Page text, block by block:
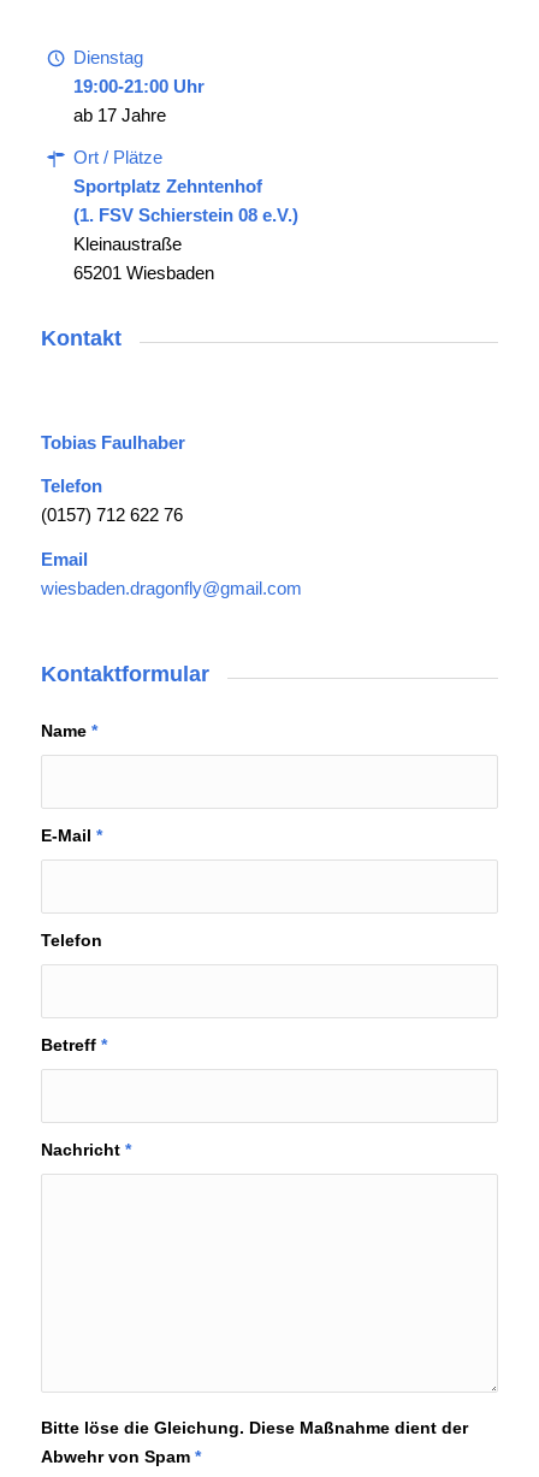
Dienstag
19:00-21:00 Uhr
ab 17 Jahre
Ort / Plätze
Sportplatz Zehntenhof
(1. FSV Schierstein 08 e.V.)
Kleinaustraße
65201 Wiesbaden
Kontakt
Tobias Faulhaber
Telefon
(0157) 712 622 76
Email
wiesbaden.dragonfly@gmail.com
Kontaktformular
Name *
E-Mail *
Telefon
Betreff *
Nachricht *
Bitte löse die Gleichung. Diese Maßnahme dient der
Abwehr von Spam *